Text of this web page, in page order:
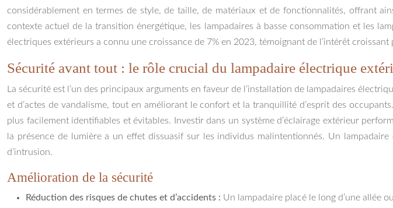
considérablement en termes de style, de taille, de matériaux et de fonctionnalités, offrant
contexte actuel de la transition énergétique, les lampadaires à basse consommation et les
électriques extérieurs a connu une croissance de 7% en 2023, témoignant de l’intérêt
Sécurité avant tout : le rôle crucial du lampadaire électrique
La sécurité est l’un des principaux arguments en faveur de l’installation de lampadaires
et d’actes de vandalisme, tout en améliorant le confort et la tranquillité d’esprit des
plus facilement identifiables et évitables. Investir dans un système d’éclairage extérieur
la présence de lumière a un effet dissuasif sur les individus malintentionnés. Un
d’intrusion.
Amélioration de la sécurité
Réduction des risques de chutes et d’accidents : Un lampadaire placé le long d’une allée